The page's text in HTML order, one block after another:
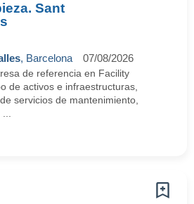
Sant
, Barcelona 07/08/2026
de referencia en Facility
de activos e infraestructuras,
servicios de mantenimiento,